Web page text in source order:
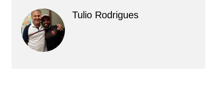
Tulio Rodrigues